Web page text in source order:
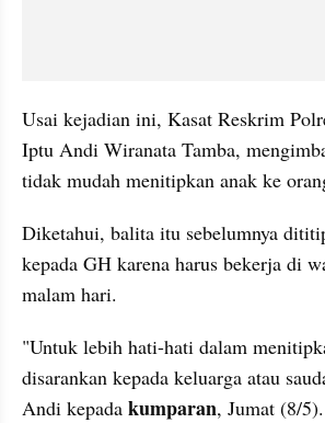
Usai kejadian ini, Kasat Reskrim
Iptu Andi Wiranata Tamba,
tidak mudah menitipkan anak ke
Diketahui, balita itu sebelumnya
kepada GH karena harus bekerja di
malam hari.
"Untuk lebih hati-hati dalam
disarankan kepada keluarga atau
Andi kepada kumparan, Jumat (8/5).